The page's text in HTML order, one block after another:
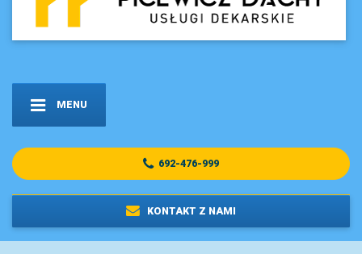
MENU
KONTAKT Z NAMI
692-476-999